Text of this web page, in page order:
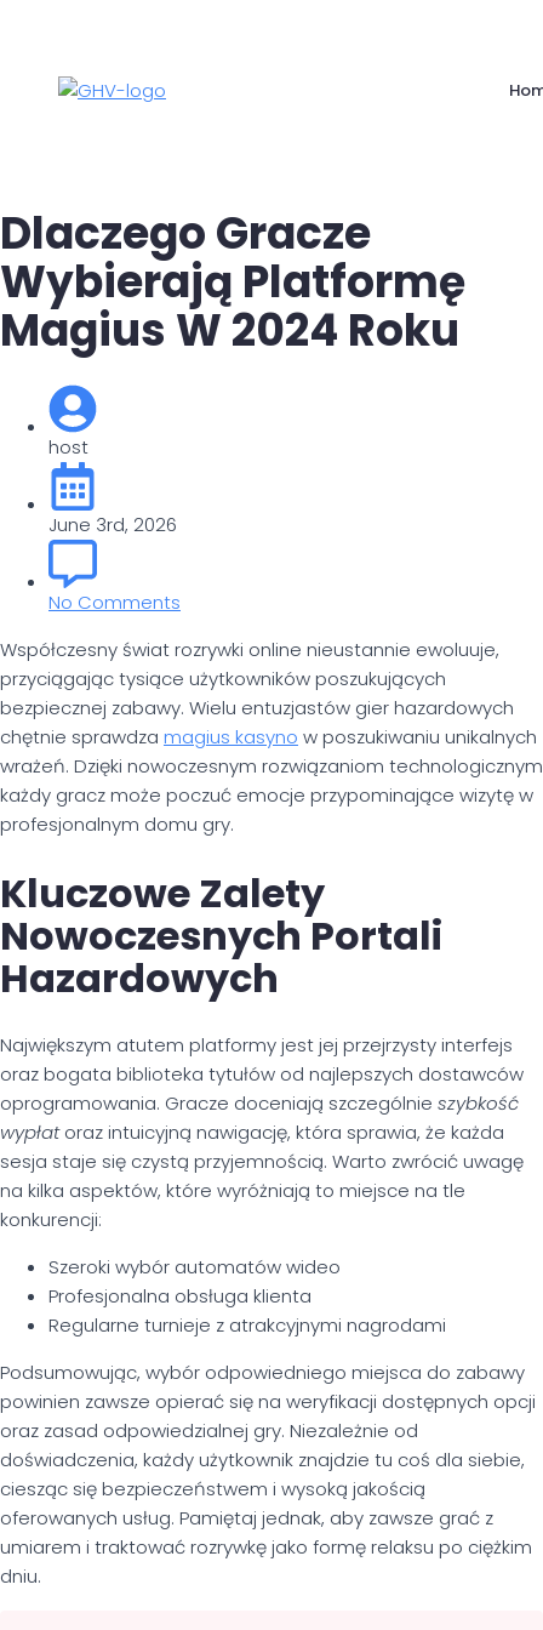
Dlaczego Gracze
Wybierają Platformę
Magius W 2024 Roku
host
June 3rd, 2026
No Comments
Współczesny świat rozrywki online nieustannie ewoluuje,
przyciągając tysiące użytkowników poszukujących
bezpiecznej zabawy. Wielu entuzjastów gier hazardowych
chętnie sprawdza magius kasyno w poszukiwaniu unikalnych
wrażeń. Dzięki nowoczesnym rozwiązaniom technologicznym
każdy gracz może poczuć emocje przypominające wizytę w
profesjonalnym domu gry.
Kluczowe Zalety
Nowoczesnych Portali
Hazardowych
Największym atutem platformy jest jej przejrzysty interfejs
oraz bogata biblioteka tytułów od najlepszych dostawców
oprogramowania. Gracze doceniają szczególnie szybkość
wypłatoraz intuicyjną nawigację, która sprawia, że każda
sesja staje się czystą przyjemnością. Warto zwrócić uwagę
na kilka aspektów, które wyróżniają to miejsce na tle
konkurencji:
Szeroki wybór automatów wideo
Profesjonalna obsługa klienta
Regularne turnieje z atrakcyjnymi nagrodami
Podsumowując, wybór odpowiedniego miejsca do zabawy
powinien zawsze opierać się na weryfikacji dostępnych opcji
oraz zasad odpowiedzialnej gry. Niezależnie od
doświadczenia, każdy użytkownik znajdzie tu coś dla siebie,
ciesząc się bezpieczeństwem i wysoką jakością
oferowanych usług. Pamiętaj jednak, aby zawsze grać z
umiarem i traktować rozrywkę jako formę relaksu po ciężkim
dniu.